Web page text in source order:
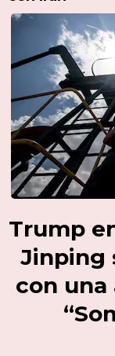
Trump
Jinping
con